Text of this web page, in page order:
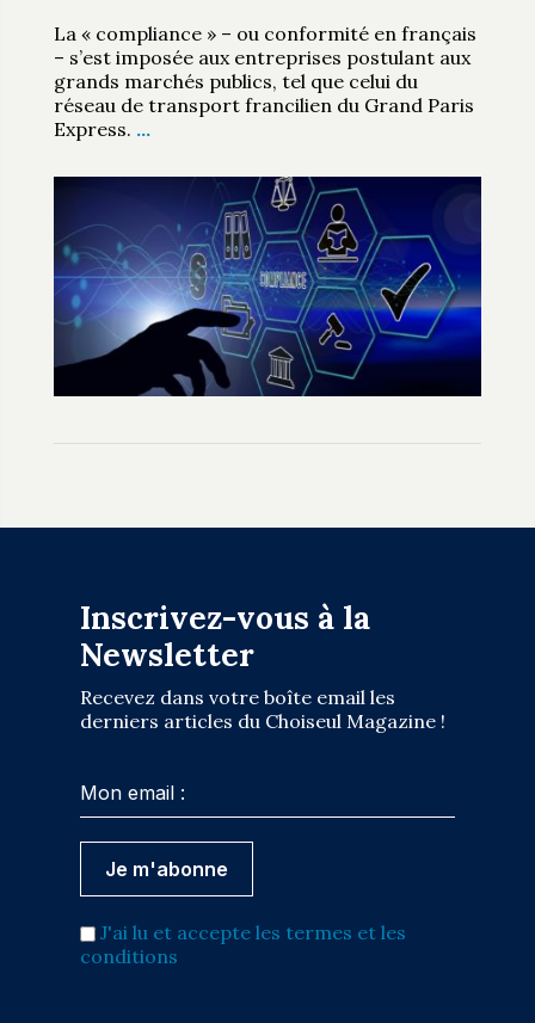
La « compliance » – ou conformité en français
– s’est imposée aux entreprises postulant aux
grands marchés publics, tel que celui du
réseau de transport francilien du Grand Paris
Express. …
Inscrivez-vous à la
Newsletter
Recevez dans votre boîte email les
derniers articles du Choiseul Magazine !
J'ai lu et accepte les termes et les
conditions